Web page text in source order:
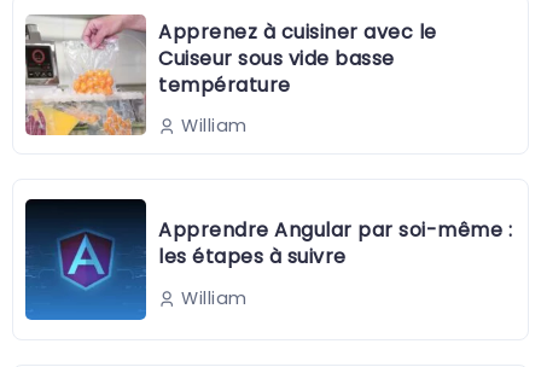
Apprenez à cuisiner avec le
Cuiseur sous vide basse
température
William
Apprendre Angular par soi-même :
les étapes à suivre
William